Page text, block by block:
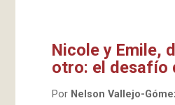
Nicole y Emile,
otro: el desafío
Por Nelson Vallejo-